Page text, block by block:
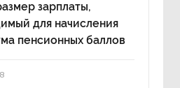
зарплаты,
для начисления
пенсионных баллов